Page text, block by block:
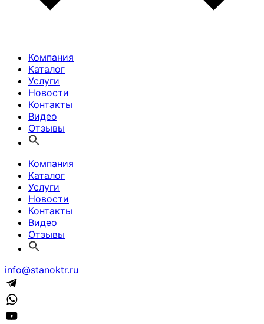
Компания
Каталог
Услуги
Новости
Контакты
Видео
Отзывы
Компания
Каталог
Услуги
Новости
Контакты
Видео
Отзывы
info@stanoktr.ru